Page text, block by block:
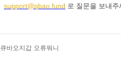
support@qbao.fund 로 질문을 보내주
큐바오지갑 오류뭐니